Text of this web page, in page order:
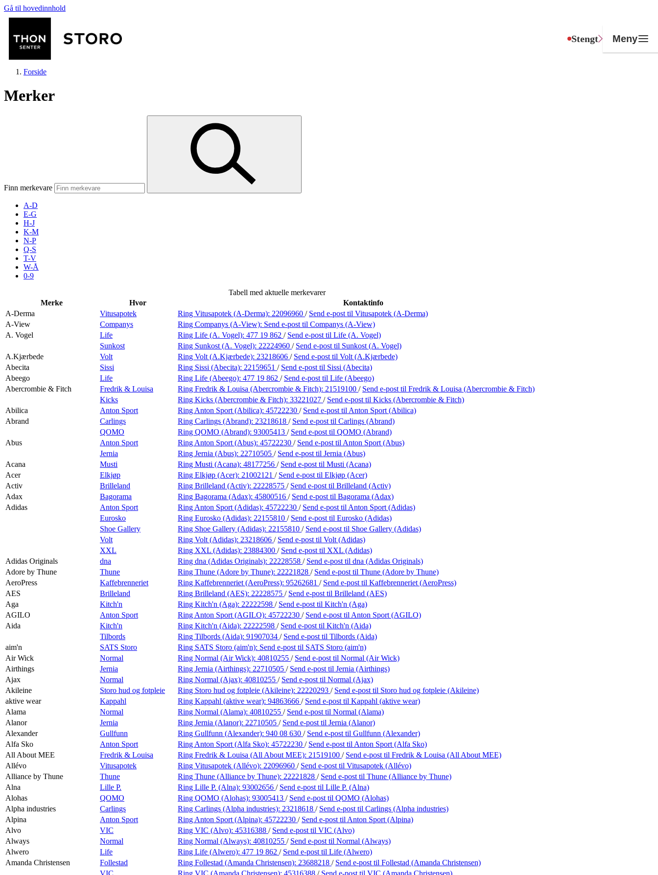
Gå til hovedinnhold
Stengt Meny
Mat og drikke
Merker
Inspirasjon
Praktisk informasjon
Ledige stillinger
Forside
Merker
Finn merkevare
A-D
E-G
H-J
K-M
N-P
Q-S
T-V
W-Å
0-9
Tabell med aktuelle merkevarer
Merke
Hvor
Kontaktinfo
A-Derma
Vitusapotek Ring Vitusapotek (A-Derma): 22096960 / Send e-post til Vitusapotek (A-Derma)
A-View
Companys Ring Companys (A-View): Send e-post til Companys (A-View)
A. Vogel
Life Ring Life (A. Vogel): 477 19 862 / Send e-post til Life (A. Vogel)
Sunkost
Ring Sunkost (A. Vogel): 22224960 / Send e-post til Sunkost (A. Vogel)
A.Kjærbede
Volt Ring Volt (A.Kjærbede): 23218606 / Send e-post til Volt (A.Kjærbede)
Abecita
Sissi Ring Sissi (Abecita): 22159651 / Send e-post til Sissi (Abecita)
Abeego
Life Ring Life (Abeego): 477 19 862 / Send e-post til Life (Abeego)
Abercrombie & Fitch
Fredrik & Louisa Ring Fredrik & Louisa (Abercrombie & Fitch): 21519100 / Send e-post til Fredrik & Louisa (Abercrombie & Fitch)
Kicks
Ring Kicks (Abercrombie & Fitch): 33221027 / Send e-post til Kicks (Abercrombie & Fitch)
Abilica
Anton Sport Ring Anton Sport (Abilica): 45722230 / Send e-post til Anton Sport (Abilica)
Abrand
Carlings Ring Carlings (Abrand): 23218618 / Send e-post til Carlings (Abrand)
QOMO
Ring QOMO (Abrand): 93005413 / Send e-post til QOMO (Abrand)
Abus
Anton Sport Ring Anton Sport (Abus): 45722230 / Send e-post til Anton Sport (Abus)
Jernia
Ring Jernia (Abus): 22710505 / Send e-post til Jernia (Abus)
Acana
Musti Ring Musti (Acana): 48177256 / Send e-post til Musti (Acana)
Acer
Elkjøp Ring Elkjøp (Acer): 21002121 / Send e-post til Elkjøp (Acer)
Activ
Brilleland Ring Brilleland (Activ): 22228575 / Send e-post til Brilleland (Activ)
Adax
Bagorama Ring Bagorama (Adax): 45800516 / Send e-post til Bagorama (Adax)
Adidas
Anton Sport Ring Anton Sport (Adidas): 45722230 / Send e-post til Anton Sport (Adidas)
Eurosko
Ring Eurosko (Adidas): 22155810 / Send e-post til Eurosko (Adidas)
Shoe Gallery
Ring Shoe Gallery (Adidas): 22155810 / Send e-post til Shoe Gallery (Adidas)
Volt
Ring Volt (Adidas): 23218606 / Send e-post til Volt (Adidas)
XXL
Ring XXL (Adidas): 23884300 / Send e-post til XXL (Adidas)
Adidas Originals
dna Ring dna (Adidas Originals): 22228558 / Send e-post til dna (Adidas Originals)
Adore by Thune
Thune Ring Thune (Adore by Thune): 22221828 / Send e-post til Thune (Adore by Thune)
AeroPress
Kaffebrenneriet Ring Kaffebrenneriet (AeroPress): 95262681 / Send e-post til Kaffebrenneriet (AeroPress)
AES
Brilleland Ring Brilleland (AES): 22228575 / Send e-post til Brilleland (AES)
Aga
Kitch'n Ring Kitch'n (Aga): 22222598 / Send e-post til Kitch'n (Aga)
AGILO
Anton Sport Ring Anton Sport (AGILO): 45722230 / Send e-post til Anton Sport (AGILO)
Aida
Kitch'n Ring Kitch'n (Aida): 22222598 / Send e-post til Kitch'n (Aida)
Tilbords
Ring Tilbords (Aida): 91907034 / Send e-post til Tilbords (Aida)
aim'n
SATS Storo Ring SATS Storo (aim'n): Send e-post til SATS Storo (aim'n)
Air Wick
Normal Ring Normal (Air Wick): 40810255 / Send e-post til Normal (Air Wick)
Airthings
Jernia Ring Jernia (Airthings): 22710505 / Send e-post til Jernia (Airthings)
Ajax
Normal Ring Normal (Ajax): 40810255 / Send e-post til Normal (Ajax)
Akileine
Storo hud og fotpleie Ring Storo hud og fotpleie (Akileine): 22220293 / Send e-post til Storo hud og fotpleie (Akileine)
aktive wear
Kappahl Ring Kappahl (aktive wear): 94863666 / Send e-post til Kappahl (aktive wear)
Alama
Normal Ring Normal (Alama): 40810255 / Send e-post til Normal (Alama)
Alanor
Jernia Ring Jernia (Alanor): 22710505 / Send e-post til Jernia (Alanor)
Alexander
Gullfunn Ring Gullfunn (Alexander): 940 08 630 / Send e-post til Gullfunn (Alexander)
Alfa Sko
Anton Sport Ring Anton Sport (Alfa Sko): 45722230 / Send e-post til Anton Sport (Alfa Sko)
All About MEE
Fredrik & Louisa Ring Fredrik & Louisa (All About MEE): 21519100 / Send e-post til Fredrik & Louisa (All About MEE)
Allévo
Vitusapotek Ring Vitusapotek (Allévo): 22096960 / Send e-post til Vitusapotek (Allévo)
Alliance by Thune
Thune Ring Thune (Alliance by Thune): 22221828 / Send e-post til Thune (Alliance by Thune)
Alna
Lille P. Ring Lille P. (Alna): 93002656 / Send e-post til Lille P. (Alna)
Alohas
QOMO Ring QOMO (Alohas): 93005413 / Send e-post til QOMO (Alohas)
Alpha industries
Carlings Ring Carlings (Alpha industries): 23218618 / Send e-post til Carlings (Alpha industries)
Alpina
Anton Sport Ring Anton Sport (Alpina): 45722230 / Send e-post til Anton Sport (Alpina)
Alvo
VIC Ring VIC (Alvo): 45316388 / Send e-post til VIC (Alvo)
Always
Normal Ring Normal (Always): 40810255 / Send e-post til Normal (Always)
Alwero
Life Ring Life (Alwero): 477 19 862 / Send e-post til Life (Alwero)
Amanda Christensen
Follestad Ring Follestad (Amanda Christensen): 23688218 / Send e-post til Follestad (Amanda Christensen)
VIC
Ring VIC (Amanda Christensen): 45316388 / Send e-post til VIC (Amanda Christensen)